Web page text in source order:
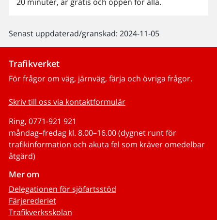
Senast uppdaterad/granskad: 2024-11-05
Trafikverket
För frågor om väg, järnväg, färja och övriga frågor.
Skriv till oss via kontaktformulär
Ring, 0771-921 921
måndag–fredag kl. 8.00–16.00 (dygnet runt för
trafikinformation och akuta fel som kräver omedelbar
åtgärd)
Mer om
Delegationen för sjöfartsstöd
Färjerederiet
Trafikverksskolan